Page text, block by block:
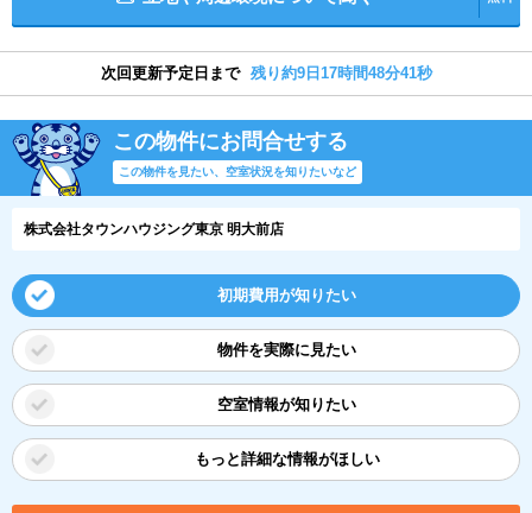
次回更新予定日まで 残り約9日17時間48分41秒
この物件にお問合せする
この物件を見たい、空室状況を知りたいなど
株式会社タウンハウジング東京 明大前店
初期費用が知りたい
物件を実際に見たい
空室情報が知りたい
もっと詳細な情報がほしい